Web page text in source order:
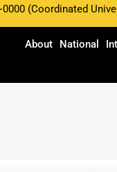
(Coordinated
About National